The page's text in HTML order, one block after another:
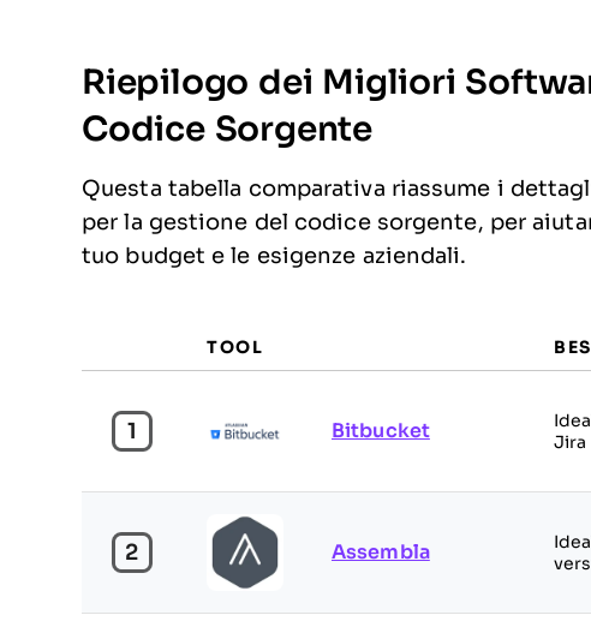
Riepilogo dei Migliori
Codice Sorgente
Questa tabella comparativa riassume i
per la gestione del codice sorgente, per
tuo budget e le esigenze aziendali.
TOOL
1 Bitbucket
Jira
2 Assembla